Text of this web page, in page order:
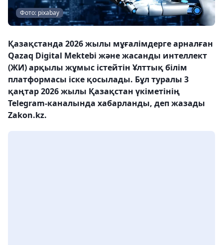
Фото: pixabay
Қазақстанда 2026 жылы мұғалімдерге арналған
Qazaq Digital Mektebi және жасанды интеллект
(ЖИ) арқылы жұмыс істейтін Ұлттық білім
платформасы іске қосылады. Бұл туралы 3
қаңтар 2026 жылы Қазақстан үкіметінің
Telegram-каналында хабарланды, деп жазады
Zakon.kz.